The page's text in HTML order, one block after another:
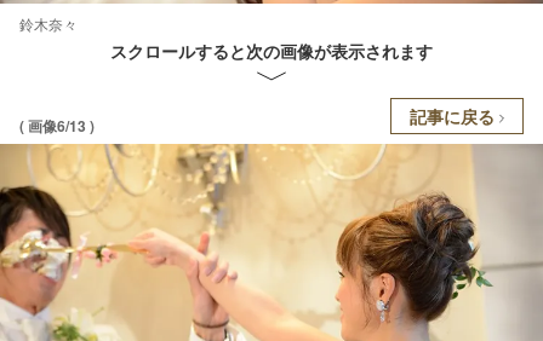
鈴木奈々
スクロールすると次の画像が表示されます
( 画像6/13 ) 記事に戻る